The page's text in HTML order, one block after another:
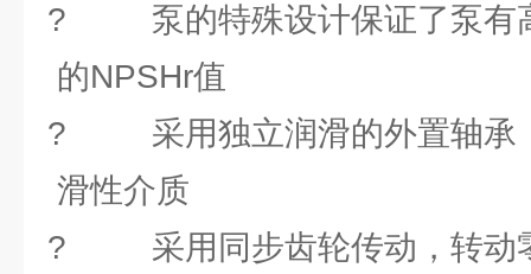
? 泵的特殊设计保证了泵有
的NPSHr值
? 采用独立润滑的外置轴承
滑性介质
? 采用同步齿轮传动，转动